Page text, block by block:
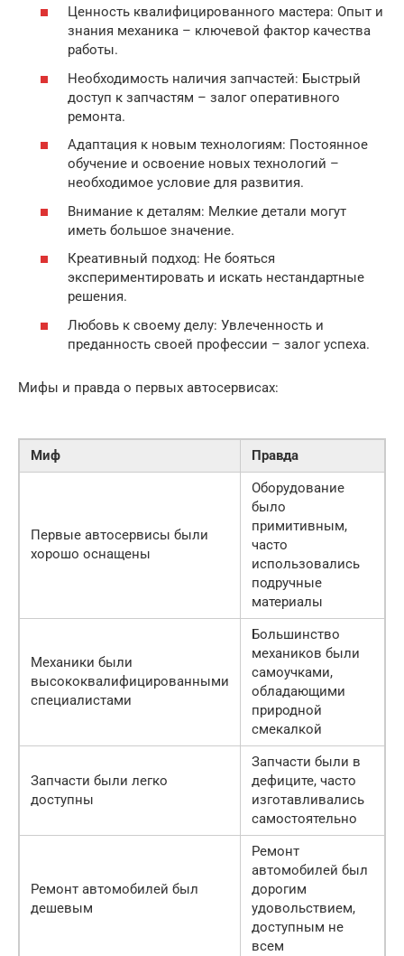
Ценность квалифицированного мастера: Опыт и
знания механика – ключевой фактор качества
работы.
Необходимость наличия запчастей: Быстрый
доступ к запчастям – залог оперативного
ремонта.
Адаптация к новым технологиям: Постоянное
обучение и освоение новых технологий –
необходимое условие для развития.
Внимание к деталям: Мелкие детали могут
иметь большое значение.
Креативный подход: Не бояться
экспериментировать и искать нестандартные
решения.
Любовь к своему делу: Увлеченность и
преданность своей профессии – залог успеха.
Мифы и правда о первых автосервисах:
Миф Правда
Первые автосервисы были
хорошо оснащены
Оборудование
было
примитивным,
часто
использовались
подручные
материалы
Механики были
высококвалифицированными
специалистами
Большинство
механиков были
самоучками,
обладающими
природной
смекалкой
Запчасти были легко
доступны
Запчасти были в
дефиците, часто
изготавливались
самостоятельно
Ремонт автомобилей был
дешевым
Ремонт
автомобилей был
дорогим
удовольствием,
доступным не
всем